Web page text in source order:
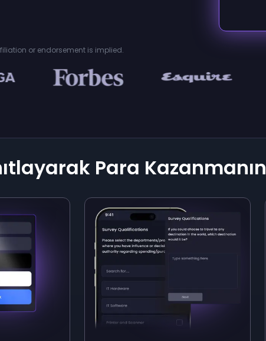
or endorsement is implied.
Para Kazanmanın